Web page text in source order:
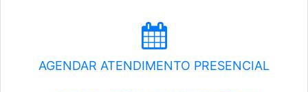
AGENDAR ATENDIMENTO PRESENCIAL